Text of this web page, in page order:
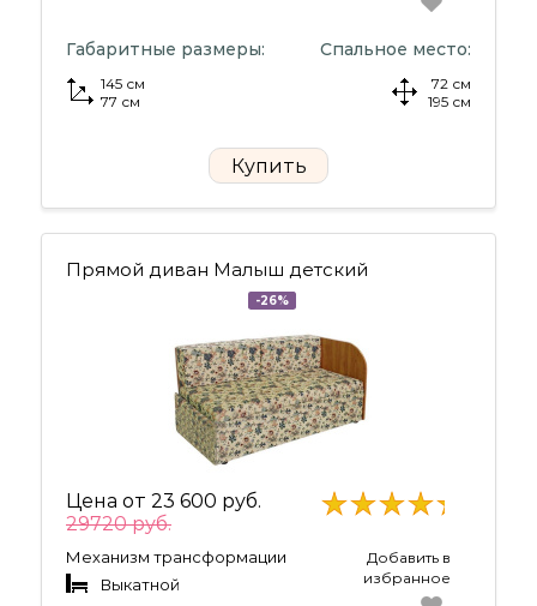
Габаритные размеры:
145 см
77 см
Спальное место:
72 см
195 см
Купить
Прямой диван Малыш детский
-26%
Цена от 23 600 руб.
29720 руб.
Механизм трансформации
Выкатной
Добавить в
избранное